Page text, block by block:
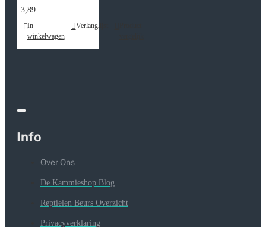
3,89
In
winkelwagen
Verlanglijst
Info
Over Ons
De Kammieshop Blog
Reptielen Beurs Overzicht
Privacyverklaring